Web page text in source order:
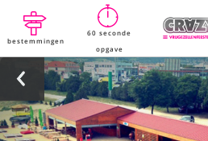
bestemmingen
60 seconde
opgave